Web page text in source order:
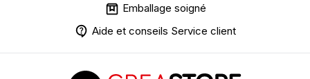
Emballage soigné
Aide et conseils Service client